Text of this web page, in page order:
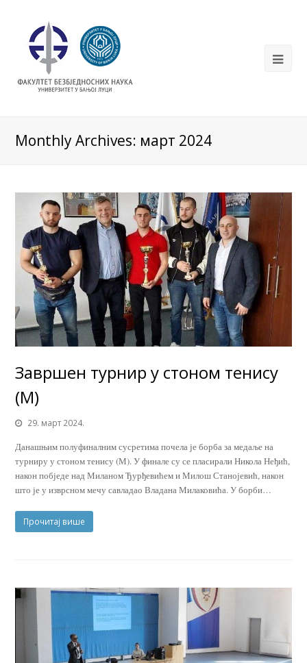
Monthly Archives: март 2024
Завршен турнир у стоном тенису
(М)
29. март 2024.
Данашњим полуфиналним сусретима почела је борба за медаље на
турниру у стоном тенису (М). У финале су се пласирали Никола Неђић,
након побједе над Миланом Ђурђевићем и Милош Станојевић, након
што је у изврсном мечу савладао Владана Милаковића. У борби…
Прочитај више